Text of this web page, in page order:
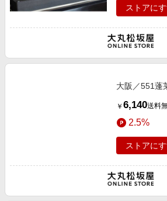
ストアに
大阪／551蓬
￥ 6,140送料
2.5%
ストアに